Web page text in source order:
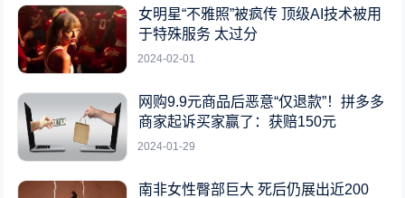
女明星“不雅照”被疯传 顶级AI技术被用
于特殊服务 太过分
2024-02-01
网购9.9元商品后恶意“仅退款”！拼多多
商家起诉买家赢了：获赔150元
2024-01-29
南非女性臀部巨大 死后仍展出近200